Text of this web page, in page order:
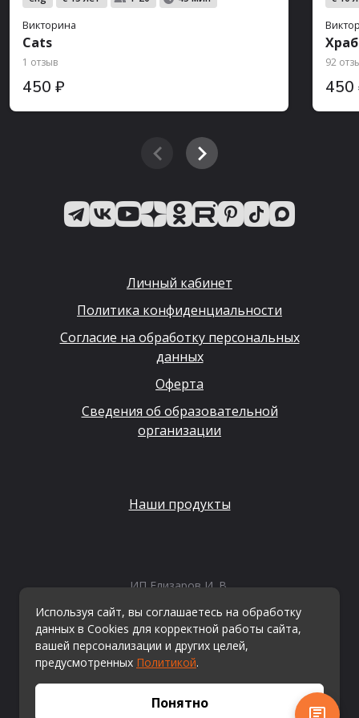
Викторина
Cats
1 отзыв
450 ₽
92
450
Личный кабинет
Политика конфиденциальности
Согласие на обработку персональных
данных
Оферта
Сведения об образовательной
организации
Наши продукты
ИП Елизаров И. В.
ОГРНИП: 315665800057162
Эл. почта:info@kvestiks.ru
© Квестикс, 2026
Используя сайт, вы соглашаетесь на обработку
данных в Cookies для корректной работы сайта,
вашей персонализации и других целей,
предусмотренных Политикой.
Понятно